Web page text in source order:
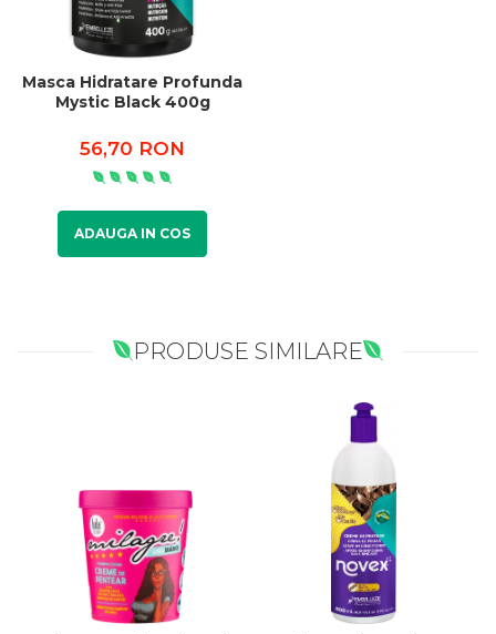
Masca Hidratare Profunda
Mystic Black 400g
56,70 RON
ADAUGA IN COS
PRODUSE SIMILARE